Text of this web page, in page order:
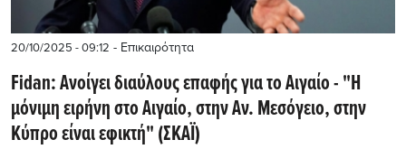
20/10/2025 - 09:12 - Επικαιρότητα
Fidan: Ανοίγει διαύλους επαφής για το Αιγαίο - "Η
μόνιμη ειρήνη στο Αιγαίο, στην Αν. Μεσόγειο, στην
Κύπρο είναι εφικτή" (ΣΚΑΪ)